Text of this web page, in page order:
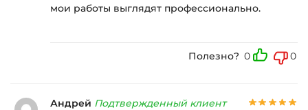
мои работы выглядят профессионально.
Полезно? 0 0
Андрей Подтвержденный клиент